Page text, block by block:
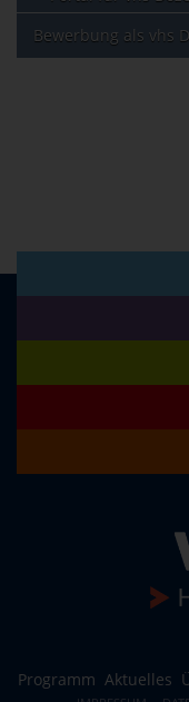
Bewerbung als vhs
Programm Aktuelles